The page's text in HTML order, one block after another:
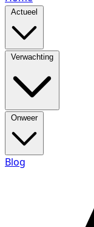
Actueel
Verwachting
Onweer
Blog